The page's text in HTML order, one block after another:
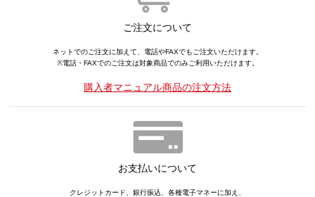
ご注文について
ネットでのご注文に加えて、電話やFAXでもご注文いただけます。
※電話・FAXでのご注文は対象商品でのみご利用いただけます。
購入者マニュアル商品の注文方法
お支払いについて
クレジットカード、銀行振込、各種電子マネーに加え、